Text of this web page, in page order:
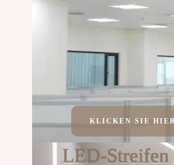
KLICKEN SIE HIER
LED-Streifen